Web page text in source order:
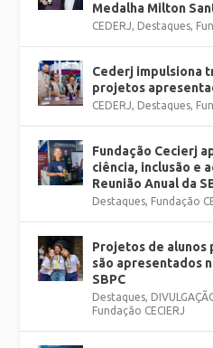
Medalha Milton
CEDERJ, Destaques,
Cederj impulsiona
projetos
CEDERJ, Destaques,
Fundação Cecierj
ciência, inclusão e
Reunião Anual da
Destaques, Fundação
Projetos de alunos
são apresentados
SBPC
Destaques,
Fundação CECIERJ